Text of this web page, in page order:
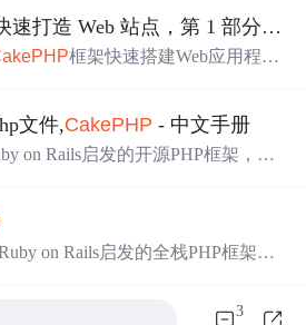
速打造 Web 站点，第 1 部分: 入门
kePHP框架快速搭建Web应用程
文件,CakePHP - 中文手册
on Rails启发的开源PHP框架，适
安全特性，以及视图缓存等功能，
进行Web开发。
on Rails启发的全栈PHP框架，
3